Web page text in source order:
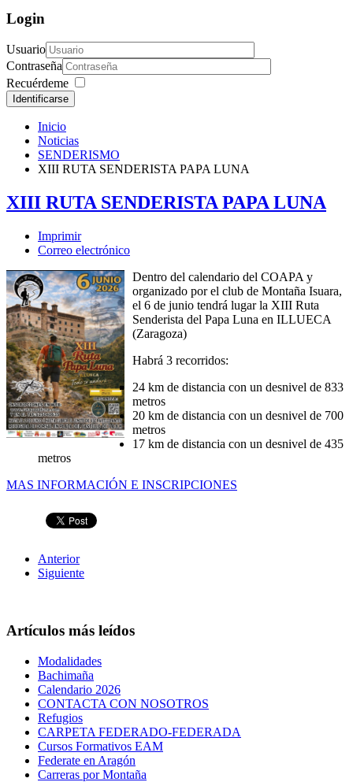
Login
Usuario
Contraseña
Recuérdeme
Identificarse
Inicio
Noticias
SENDERISMO
XIII RUTA SENDERISTA PAPA LUNA
XIII RUTA SENDERISTA PAPA LUNA
Imprimir
Correo electrónico
Dentro del calendario del COAPA y
organizado por el club de Montaña Isuara,
el 6 de junio tendrá lugar la XIII Ruta
Senderista del Papa Luna en ILLUECA
(Zaragoza)
Habrá 3 recorridos:
24 km de distancia con un desnivel de 833
metros
20 km de distancia con un desnivel de 700
metros
17 km de distancia con un desnivel de 435
metros
MAS INFORMACIÓN E INSCRIPCIONES
Anterior
Siguiente
Artículos más leídos
Modalidades
Bachimaña
Calendario 2026
CONTACTA CON NOSOTROS
Refugios
CARPETA FEDERADO-FEDERADA
Cursos Formativos EAM
Federate en Aragón
Carreras por Montaña